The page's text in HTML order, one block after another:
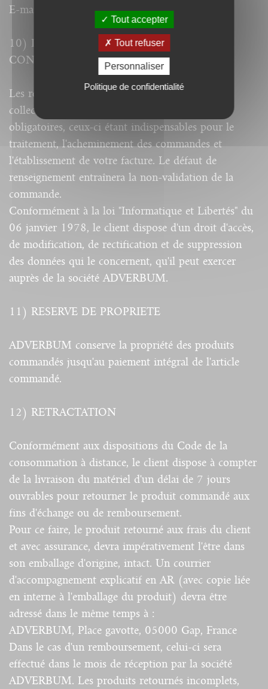
E-mail :
commandes@adverbum.fr
10) IDENTIFICATION CLIENT &
CONFIDENTIALITE DES DONNEES
Les renseignements et informations nominatives
collectés aux fins de vente à distance sont
obligatoires, ceux-ci étant indispensables pour le
traitement, l'acheminement des commandes et
l'établissement de votre facture. Le défaut de
renseignement entraînera la non-validation de la
commande.
Conformément à la loi "Informatique et Libertés" du
06 janvier 1978, le client dispose d'un droit d'accès,
de modification, de rectification et de suppression
des données qui le concernent, qu'il peut exercer
auprès de la société ADVERBUM.
11) RESERVE DE PROPRIETE
ADVERBUM conserve la propriété des produits
commandés jusqu'au paiement intégral de l'article
commandé.
12) RETRACTATION
Conformément aux dispositions du Code de la
consommation à distance, le client dispose à compter
de la livraison du matériel d'un délai de 7 jours
ouvrables pour retourner le produit commandé aux
fins d'échange ou de remboursement.
Pour ce faire, le produit retourné aux frais du client
et avec assurance, devra impérativement l'être dans
son emballage d'origine, intact. Un courrier
d'accompagnement explicatif en AR (avec copie liée
en interne à l'emballage du produit) devra être
adressé dans le même temps à :
ADVERBUM, Place gavotte, 05000 Gap, France
Dans le cas d'un remboursement, celui-ci sera
effectué dans le mois de réception par la société
ADVERBUM. Les produits retournés incomplets,
Tout accepter
Tout refuser
Personnaliser
Politique de confidentialité